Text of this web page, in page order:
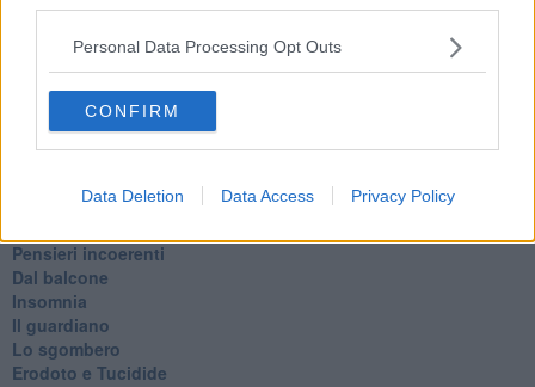
Personal Data Processing Opt Outs
CONFIRM
Data Deletion Data Access Privacy Policy
Continuando, la nonna e il carretto
Metaverso smart
Confessioni autoreferenziali
Utopie
Estate
Pensieri incoerenti
Dal balcone
Insomnia
Il guardiano
Lo sgombero
Erodoto e Tucidide